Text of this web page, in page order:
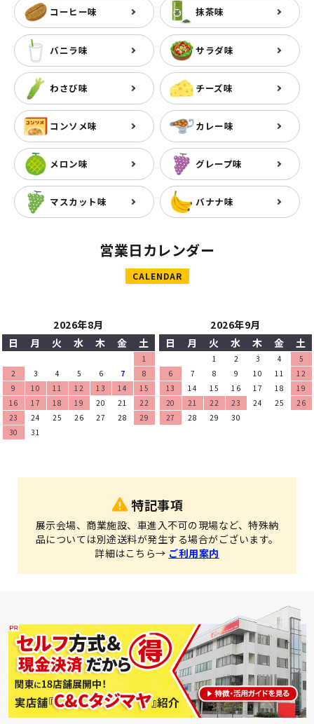
コーヒー味 抹茶味
バニラ味 サラダ味
わさび味 チーズ味
コンソメ味 カレー味
メロン味 グレープ味
マスカット味 バナナ味
営業日カレンダー
CALENDAR
2026年8月
日
月 火 水 木 金 土
1
2
3 4 5 6 7
8
9
10 11 12 13 14
15
16
17 18 19 20 21
22
23
24 25 26 27 28
29
30
31
2026年9月
日
月 火 水 木 金 土
1 2 3 4
5
6
7 8 9 10 11
12
13
14 15 16 17 18
19
20
21 22 23 24 25
26
27
28 29 30
特記事項
展示会場、商業施設、車進入不可の現場など、特殊納
品については別途送料が発生する場合がございます。
詳細はこちら→ ご利用案内